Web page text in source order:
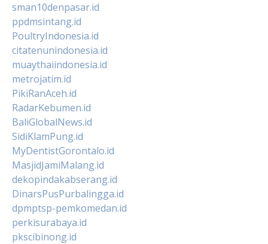
sman10denpasar.id
ppdmsintang.id
PoultryIndonesia.id
citatenunindonesia.id
muaythaiindonesia.id
metrojatim.id
PikiRanAceh.id
RadarKebumen.id
BaliGlobalNews.id
SidiKlamPung.id
MyDentistGorontalo.id
MasjidJamiMalang.id
dekopindakabserang.id
DinarsPusPurbalingga.id
dpmptsp-pemkomedan.id
perkisurabaya.id
pkscibinong.id